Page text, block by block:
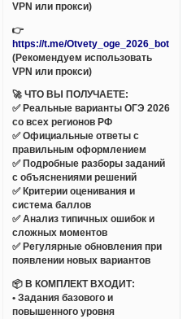
VPN или прокси)
👉
https://t.me/Otvety_oge_2026_bot
(Рекомендуем использовать
VPN или прокси)
🚀 ЧТО ВЫ ПОЛУЧАЕТЕ:
✅ Реальные варианты ОГЭ 2026
со всех регионов РФ
✅ Официальные ответы с
правильным оформлением
✅ Подробные разборы заданий
с объяснениями решений
✅ Критерии оценивания и
система баллов
✅ Анализ типичных ошибок и
сложных моментов
✅ Регулярные обновления при
появлении новых вариантов
📦 В КОМПЛЕКТ ВХОДИТ:
• Задания базового и
повышенного уровня